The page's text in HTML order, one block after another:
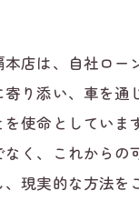
店は、自社ロー
寄り添い、車を通
を使命としていま
く、これからの
現実的な方法を